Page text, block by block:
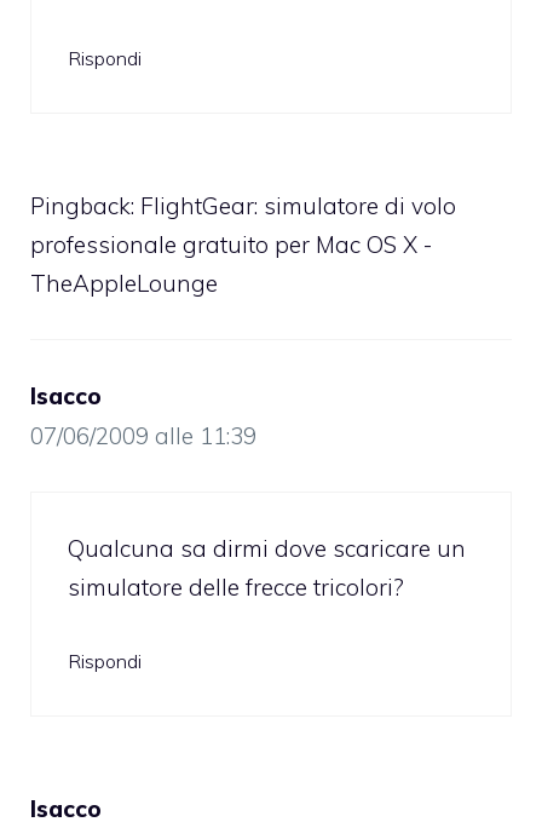
Rispondi
Pingback: FlightGear: simulatore di volo
professionale gratuito per Mac OS X -
TheAppleLounge
Isacco
07/06/2009 alle 11:39
Qualcuna sa dirmi dove scaricare un
simulatore delle frecce tricolori?
Rispondi
Isacco